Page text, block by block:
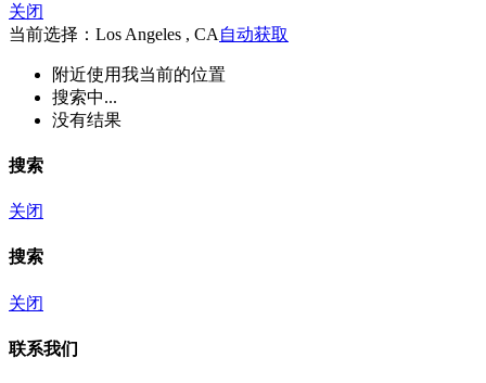
关闭
当前选择：Los Angeles , CA 自动获取
附近使用我当前的位置
搜索中...
没有结果
搜索
关闭
搜索
关闭
联系我们